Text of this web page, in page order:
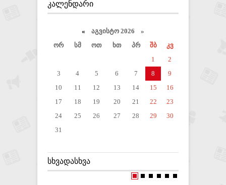
ᲙᲐᲚᲔᲜᲓᲐᲠᲘ
« აგვისტო 2026 »
ორ
სმ ოთ ხთ პრ შბ
კვ
1
2
3
4 5 6 7 8
9
10
11 12 13 14 15
16
17
18 19 20 21 22
23
24
25 26 27 28 29
30
31
ᲡᲮᲕᲐᲓᲐᲡᲮᲕᲐ